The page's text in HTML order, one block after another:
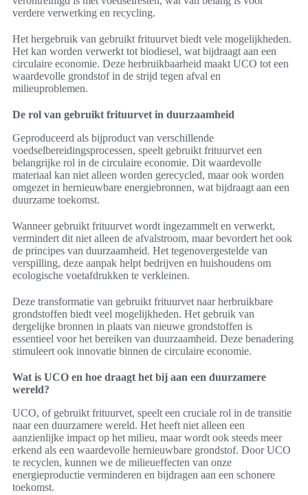
verdere verwerking en recycling.
Het hergebruik van gebruikt frituurvet biedt vele mogelijkheden.
Het kan worden verwerkt tot biodiesel, wat bijdraagt aan een
circulaire economie. Deze herbruikbaarheid maakt UCO tot een
waardevolle grondstof in de strijd tegen afval en
milieuproblemen.
De rol van gebruikt frituurvet in duurzaamheid
Geproduceerd als bijproduct van verschillende
voedselbereidingsprocessen, speelt gebruikt frituurvet een
belangrijke rol in de circulaire economie. Dit waardevolle
materiaal kan niet alleen worden gerecycled, maar ook worden
omgezet in hernieuwbare energiebronnen, wat bijdraagt aan een
duurzame toekomst.
Wanneer gebruikt frituurvet wordt ingezammelt en verwerkt,
vermindert dit niet alleen de afvalstroom, maar bevordert het ook
de principes van duurzaamheid. Het tegenovergestelde van
verspilling, deze aanpak helpt bedrijven en huishoudens om
ecologische voetafdrukken te verkleinen.
Deze transformatie van gebruikt frituurvet naar herbruikbare
grondstoffen biedt veel mogelijkheden. Het gebruik van
dergelijke bronnen in plaats van nieuwe grondstoffen is
essentieel voor het bereiken van duurzaamheid. Deze benadering
stimuleert ook innovatie binnen de circulaire economie.
Wat is UCO en hoe draagt het bij aan een duurzamere
wereld?
UCO, of gebruikt frituurvet, speelt een cruciale rol in de transitie
naar een duurzamere wereld. Het heeft niet alleen een
aanzienlijke impact op het milieu, maar wordt ook steeds meer
erkend als een waardevolle hernieuwbare grondstof. Door UCO
te recyclen, kunnen we de milieueffecten van onze
energieproductie verminderen en bijdragen aan een schonere
toekomst.